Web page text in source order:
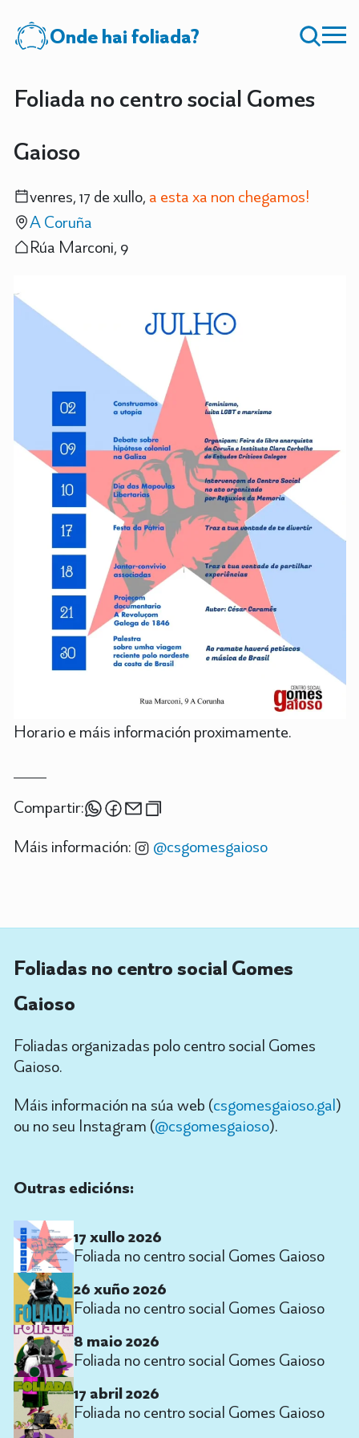
Onde hai foliada?
Foliada no centro social Gomes
Gaioso
venres, 17 de xullo, a esta xa non chegamos!
A Coruña
Rúa Marconi, 9
Horario e máis información proximamente.
Compartir:
Máis información:
@csgomesgaioso
Foliadas no centro social Gomes
Gaioso
Foliadas organizadas polo centro social Gomes
Gaioso.
Máis información na súa web (csgomesgaioso.gal)
ou no seu Instagram (@csgomesgaioso).
Outras edicións:
17 xullo 2026
Foliada no centro social Gomes Gaioso
26 xuño 2026
Foliada no centro social Gomes Gaioso
8 maio 2026
Foliada no centro social Gomes Gaioso
17 abril 2026
Foliada no centro social Gomes Gaioso